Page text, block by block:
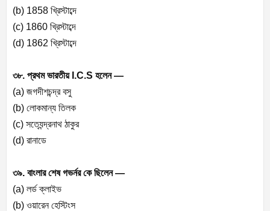
(b) 1858 খ্রিস্টাব্দে
(c) 1860 খ্রিস্টাব্দে
(d) 1862 খ্রিস্টাব্দে
৩৮. প্রথম ভারতীয় I.C.S হলেন —
(a) জগদীশচন্দ্র বসু
(b) লোকমান্য তিলক
(c) সত্যেন্দ্রনাথ ঠাকুর
(d) রানাডে
৩৯. বাংলার শেষ গভর্নর কে ছিলেন —
(a) লর্ড ক্লাইভ
(b) ওয়ারেন হেস্টিংস